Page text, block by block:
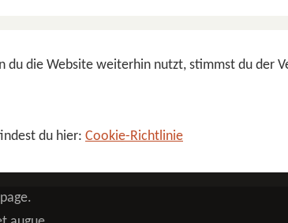
du die Website weiterhin nutzt, stimmst du der
du hier: Cookie-Richtlinie